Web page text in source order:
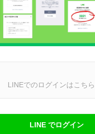
LINEでのログインはこちら
LINE でログイン